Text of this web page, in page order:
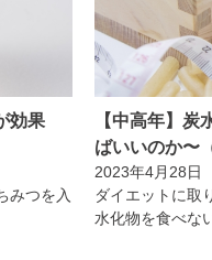
効果
みつを入
【中高年】炭
ばいいのか〜
2023年4月28日
ダイエットに取
水化物を食べな